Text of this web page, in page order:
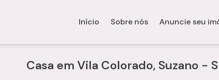
Anuncie seu
Sobre nós
Início
Casa em Vila Colorado, Suzano -